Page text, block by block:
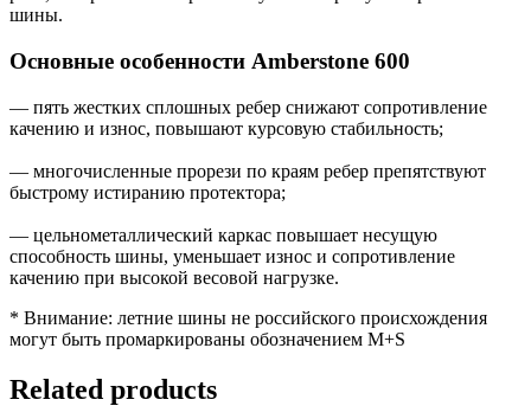
шины.
Основные особенности Amberstone 600
— пять жестких сплошных ребер снижают сопротивление
качению и износ, повышают курсовую стабильность;
— многочисленные прорези по краям ребер препятствуют
быстрому истиранию протектора;
— цельнометаллический каркас повышает несущую
способность шины, уменьшает износ и сопротивление
качению при высокой весовой нагрузке.
* Внимание: летние шины не российского происхождения
могут быть промаркированы обозначением M+S
Related products